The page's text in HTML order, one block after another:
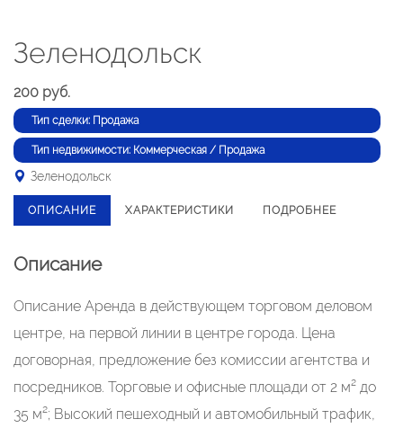
Зеленодольск
200 руб.
Тип сделки: Продажа
Тип недвижимости: Коммерческая / Продажа
Зеленодольск
ОПИСАНИЕ ХАРАКТЕРИСТИКИ ПОДРОБНЕЕ
Описание
Описание Аренда в действующем торговом деловом
центре, на первой линии в центре города. Цена
договорная, предложение без комиссии агентства и
посредников. Торговые и офисные площади от 2 м² до
35 м²; Высокий пешеходный и автомобильный трафик,